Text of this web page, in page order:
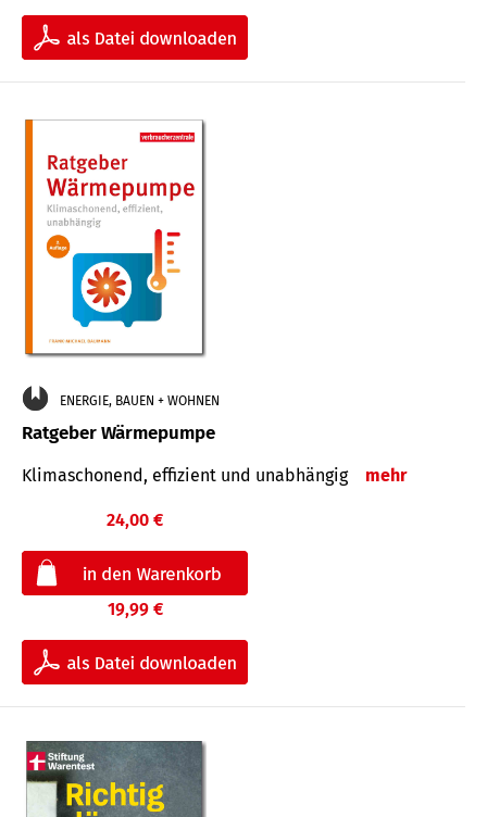
ENERGIE, BAUEN + WOHNEN
Ratgeber Wärmepumpe
Klimaschonend, effizient und unabhängig mehr
24,00 €
19,99 €